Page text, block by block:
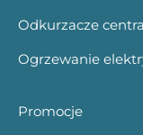
Odkurzacze
Ogrzewanie
Promocje